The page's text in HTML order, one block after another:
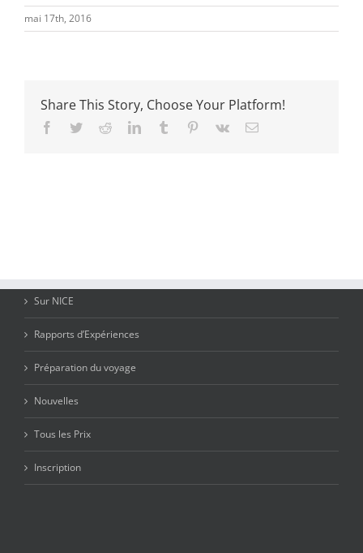
mai 17th, 2016
Share This Story, Choose Your Platform!
Facebook
TwitterRedditLinkedInTumblr Pinterest
Vk Email
Sur NICE
Rapports d’Expériences
Préparation du voyage
Nouvelles
Tous les Prix
Inscription